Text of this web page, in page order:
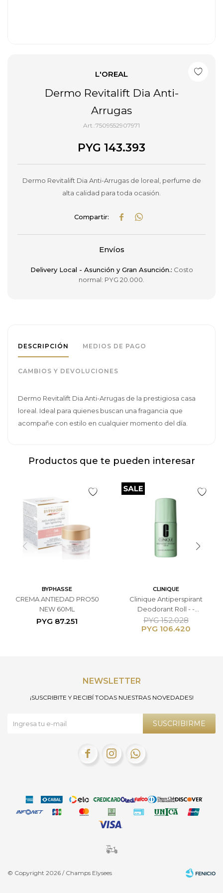
L'OREAL
Dermo Revitalift Dia Anti-
Arrugas
7509552907971
PYG 143.393
Dermo Revitalift Dia Anti-Arrugas de loreal, perfume de
alta calidad para toda ocasión.
 
Envíos
Delivery Local - Asunción y Gran Asunción.: Costo
normal: PYG 20.000.
DESCRIPCIÓN MEDIOS DE PAGO
CAMBIOS Y DEVOLUCIONES
Dermo Revitalift Dia Anti-Arrugas de la prestigiosa casa
loreal. Ideal para quienes buscan una fragancia que
acompañe con estilo en cualquier momento del día.
Productos que te pueden interesar
BYPHASSE
CREMA ANTIEDAD PRO50
NEW 60ML
PYG 87.251
CLINIQUE
Clinique Antiperspirant
Deodorant Roll - -
Antitranspirante Unisex
75ml
PYG 106.420
PYG 152.028
NEWSLETTER
¡SUSCRIBITE Y RECIBÍ TODAS NUESTRAS NOVEDADES!
SUSCRIBIRME
  
© Copyright 2026 / Champs Elysees